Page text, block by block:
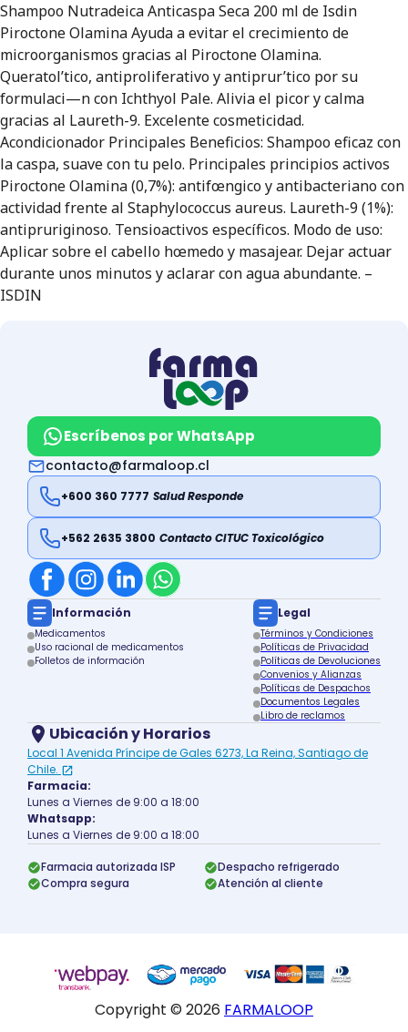
Shampoo Nutradeica Anticaspa Seca 200 ml de Isdin
Piroctone Olamina Ayuda a evitar el crecimiento de
microorganismos gracias al Piroctone Olamina.
Queratol’tico, antiproliferativo y antiprur’tico por su
formulaci—n con Ichthyol Pale. Alivia el picor y calma
gracias al Laureth-9. Excelente cosmeticidad.
Acondicionador Principales Beneficios: Shampoo eficaz con
la caspa, suave con tu pelo. Principales principios activos
Piroctone Olamina (0,7%): antifœngico y antibacteriano con
actividad frente al Staphylococcus aureus. Laureth-9 (1%):
antipruriginoso. Tensioactivos específicos. Modo de uso:
Aplicar sobre el cabello hœmedo y masajear. Dejar actuar
durante unos minutos y aclarar con agua abundante. –
ISDIN
Escríbenos por WhatsApp
contacto@farmaloop.cl
+600 360 7777 Salud Responde
+562 2635 3800 Contacto CITUC Toxicológico
Información
Medicamentos
Uso racional de medicamentos
Folletos de información
Legal
Términos y Condiciones
Políticas de Privacidad
Políticas de Devoluciones
Convenios y Alianzas
Políticas de Despachos
Documentos Legales
Libro de reclamos
Ubicación y Horarios
Local 1 Avenida Príncipe de Gales 6273, La Reina, Santiago de
Chile.
Farmacia:
Lunes a Viernes de 9:00 a 18:00
Whatsapp:
Lunes a Viernes de 9:00 a 18:00
Farmacia autorizada ISP
Despacho refrigerado
Compra segura
Atención al cliente
Copyright © 2026 FARMALOOP